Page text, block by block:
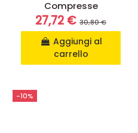
Compresse
27,72 € 30,80 €
Aggiungi al
carrello
-10%